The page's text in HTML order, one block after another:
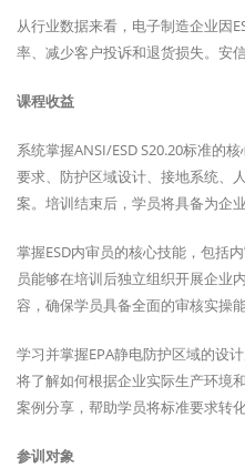
从行业数据来看，电子制造企业因
率、减少客户投诉和退货损失。安
课程收益
系统掌握ANSI/ESD S20.20标准的
要求、防护区域设计、接地系统、
案。培训结束后，学员将具备为企
掌握ESD内审员的核心技能，包括
员能够在培训后独立组织开展企业
容，确保学员具备全面的审核实操能
学习并掌握EPA静电防护区域的设
将了解如何根据企业实际生产环境
案例分享，帮助学员将标准要求转
参训对象